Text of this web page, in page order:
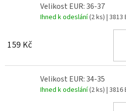
Velikost EUR: 36-37
Ihned k odeslání(2 ks) | 3813
159 Kč
Velikost EUR: 34-35
Ihned k odeslání(2 ks) | 3816